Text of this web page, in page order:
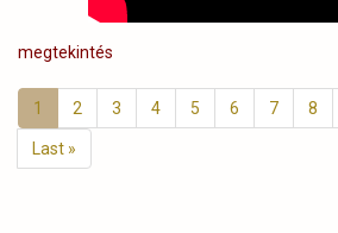
megtekintés
Oldalszámozás
Jelenlegi
oldal
1 Page
2 Page
3 Page
4 Page
5 Page
6 Page
7 Page
8
Utolsó
oldal
Last »